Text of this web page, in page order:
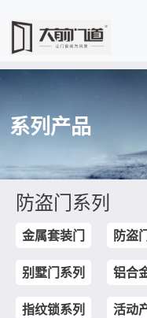
系列产品
防盗门系列
金属套装门 防盗
别墅门系列 铝合
指纹锁系列 活动